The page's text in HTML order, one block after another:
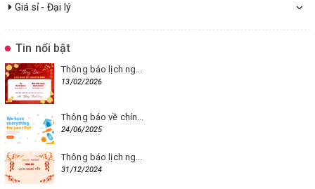
Giá sỉ - Đại lý
Tin nổi bật
Thông báo lịch ng...
13/02/2026
Thông báo về chín...
24/06/2025
Thông báo lịch ng...
31/12/2024